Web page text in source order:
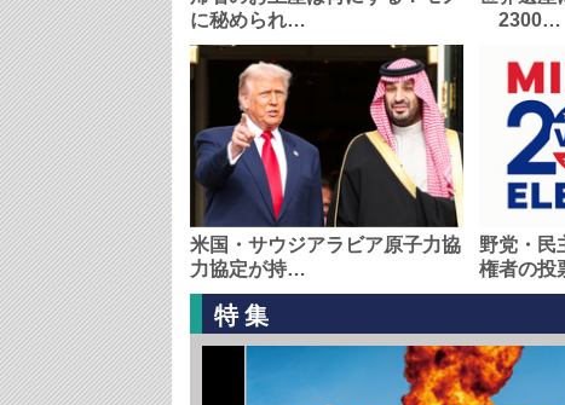
に秘められ…
2300…
米国・サウジアラビア原子力協
力協定が持…
野党・民
権者の
特集